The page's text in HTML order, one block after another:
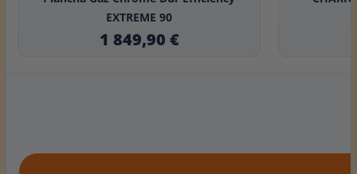
EXTREME 90
1 849,90 €